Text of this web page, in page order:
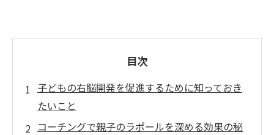
目次
子どもの右脳開発を促進するために知っておき
たいこと
コーチングで親子のラポールを深める効果の秘